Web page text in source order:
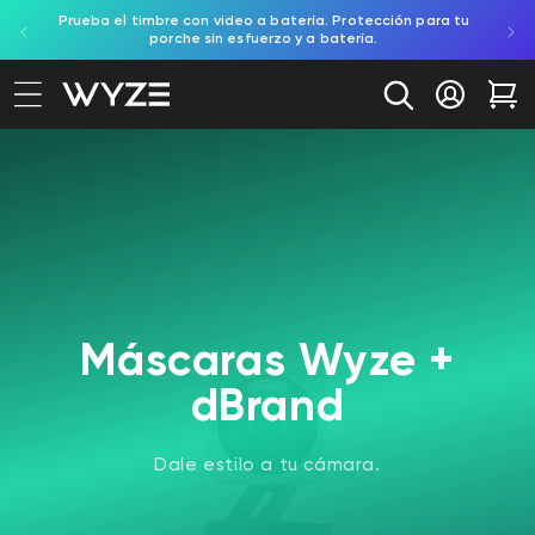
al contenido
de accesibilidad
Prueba el timbre con video a batería. Protección para tu
porche sin esfuerzo y a batería.
Iniciar
Máscaras Wyze +
dBrand
Dale estilo a tu cámara.